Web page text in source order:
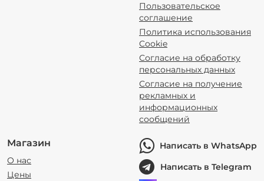
Пользовательское
соглашение
Политика использования
Cookie
Согласие на обработку
персональных данных
Согласие на получение
рекламных и
информационных
сообщений
Магазин
О нас
Цены
Написать в WhatsApp
Написать в Telegram